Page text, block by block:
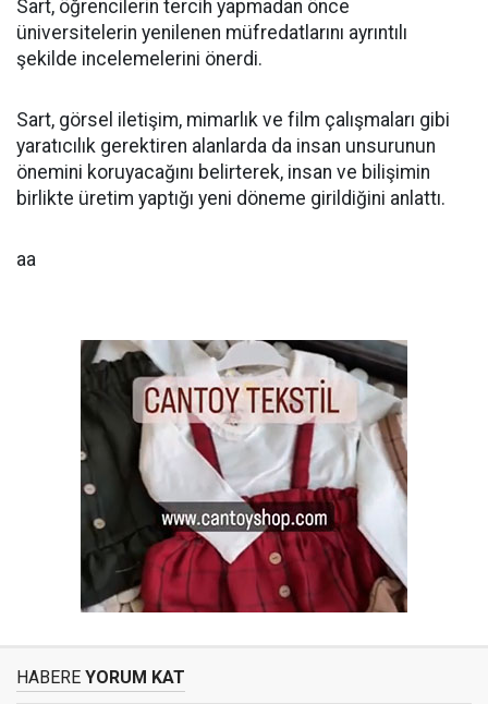
Sart, öğrencilerin tercih yapmadan önce
üniversitelerin yenilenen müfredatlarını ayrıntılı
şekilde incelemelerini önerdi.
Sart, görsel iletişim, mimarlık ve film çalışmaları gibi
yaratıcılık gerektiren alanlarda da insan unsurunun
önemini koruyacağını belirterek, insan ve bilişimin
birlikte üretim yaptığı yeni döneme girildiğini anlattı.
aa
HABERE YORUM KAT